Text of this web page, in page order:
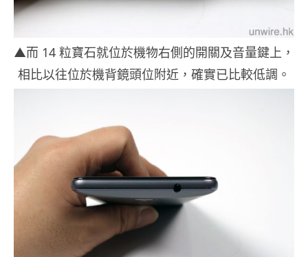
▲而 14 粒寶石就位於機物右側的開關及音量鍵上，
相比以往位於機背鏡頭位附近，確實已比較低調。